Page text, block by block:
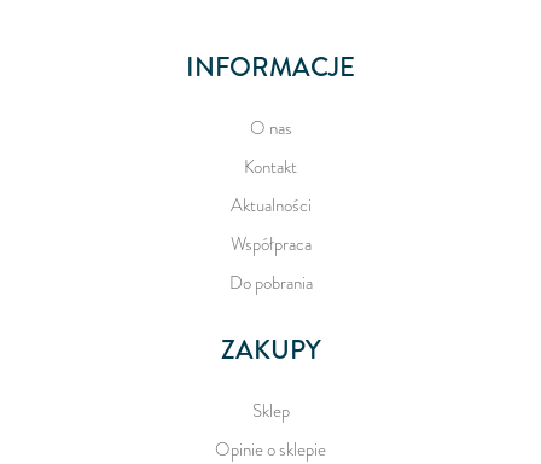
INFORMACJE
O nas
Kontakt
Aktualności
Współpraca
Do pobrania
ZAKUPY
Sklep
Opinie o sklepie